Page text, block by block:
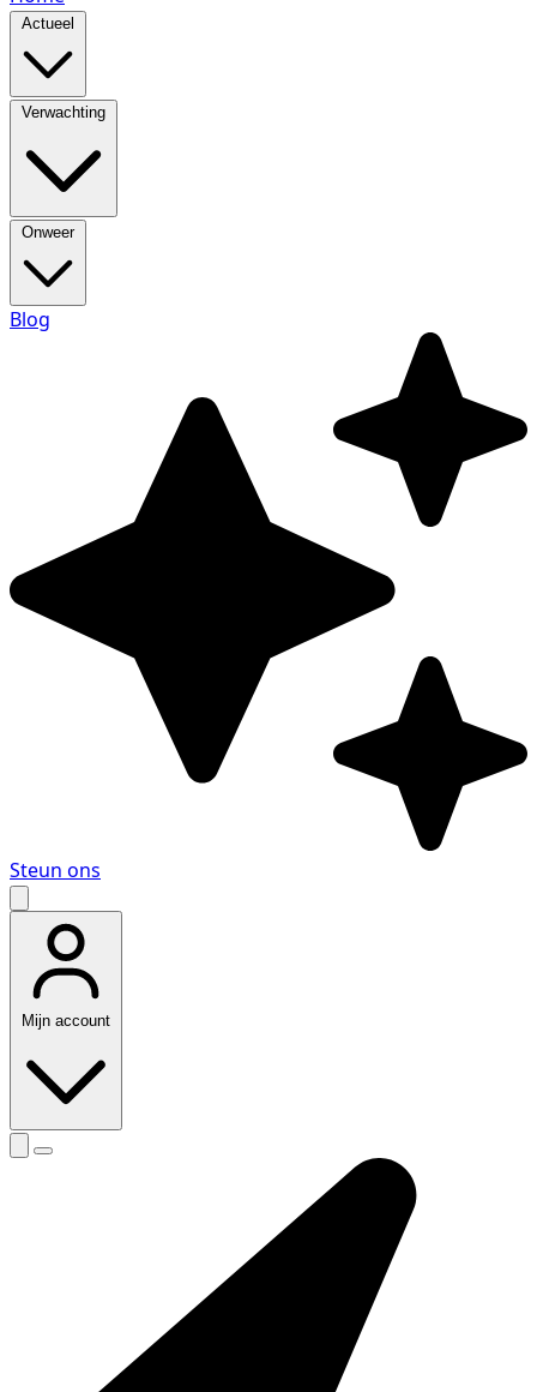
Actueel
Verwachting
Onweer
Blog
Steun ons
Mijn account